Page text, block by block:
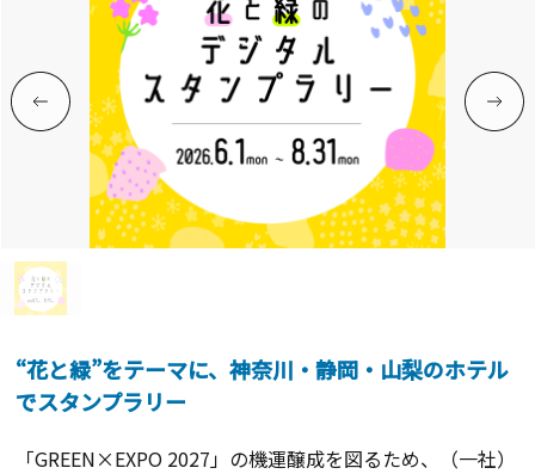
“花と緑”をテーマに、神奈川・静岡・山梨のホテル
でスタンプラリー
「GREEN×EXPO 2027」の機運醸成を図るため、（一社）